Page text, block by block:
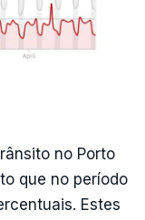
no Porto
que no período
Estes